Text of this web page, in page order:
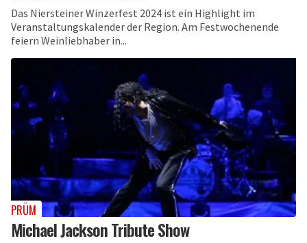
Das Niersteiner Winzerfest 2024 ist ein Highlight im
Veranstaltungskalender der Region. Am Festwochenende
feiern Weinliebhaber in...
PRÜM
Michael Jackson Tribute Show